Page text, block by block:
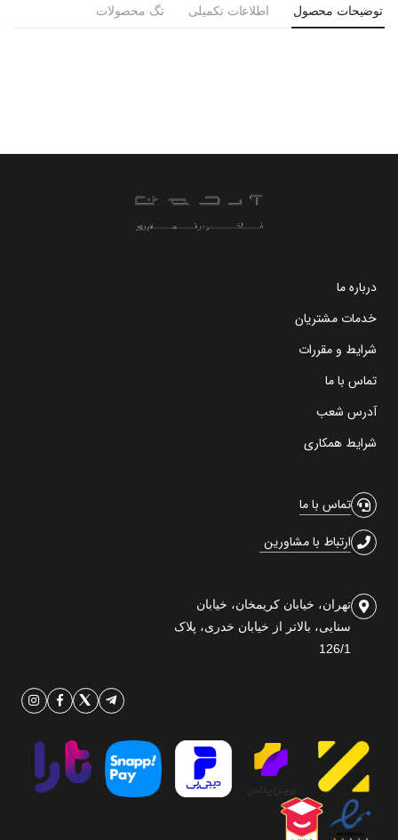
توضیحات محصول اطلاعات تکمیلی تگ محصولات
درباره ما
خدمات مشتریان
شرایط و مقررات
تماس با ما
آدرس شعب
شرایط همکاری
تماس با ما
ارتباط با مشاورین
تهران، خیابان کریمخان، خیابان
سنایی، بالاتر از خیابان خدری، پلاک
126/1